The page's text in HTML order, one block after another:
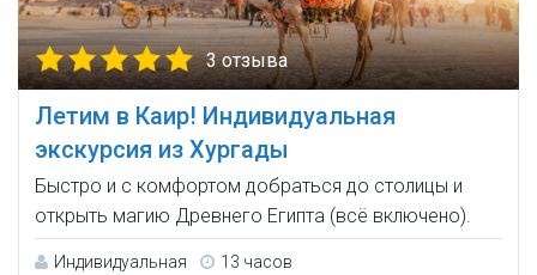
3 отзыва
Летим в Каир! Индивидуальная
экскурсия из Хургады
Быстро и с комфортом добраться до столицы и
открыть магию Древнего Египта (всё включено).
Индивидуальная 13 часов